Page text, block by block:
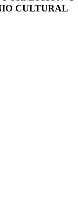
CULTURAL